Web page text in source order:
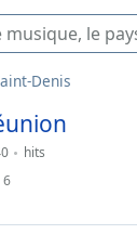
Denis
hits
6